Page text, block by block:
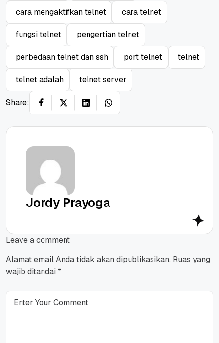
cara mengaktifkan telnet cara telnet
fungsi telnet pengertian telnet
perbedaan telnet dan ssh port telnet telnet
telnet adalah telnet server
Share:
Jordy Prayoga
Leave a comment
Alamat email Anda tidak akan dipublikasikan. Ruas yang
wajib ditandai *